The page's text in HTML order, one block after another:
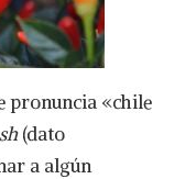
pronuncia «chile
sh(dato
a algún